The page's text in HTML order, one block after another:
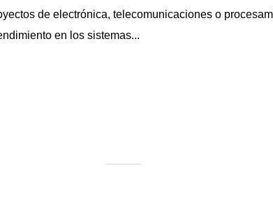
de electrónica, telecomunicaciones o
en los sistemas...